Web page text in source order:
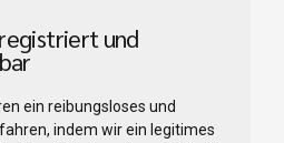
und
ein reibungsloses und
indem wir ein legitimes